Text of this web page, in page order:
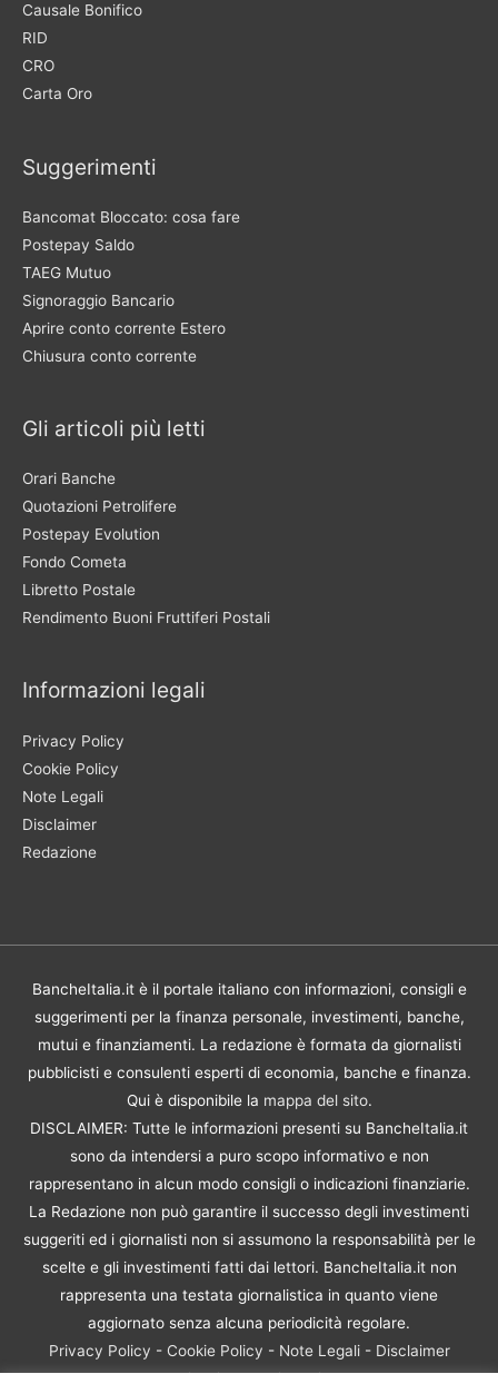
Causale Bonifico
RID
CRO
Carta Oro
Suggerimenti
Bancomat Bloccato: cosa fare
Postepay Saldo
TAEG Mutuo
Signoraggio Bancario
Aprire conto corrente Estero
Chiusura conto corrente
Gli articoli più letti
Orari Banche
Quotazioni Petrolifere
Postepay Evolution
Fondo Cometa
Libretto Postale
Rendimento Buoni Fruttiferi Postali
Informazioni legali
Privacy Policy
Cookie Policy
Note Legali
Disclaimer
Redazione
BancheItalia.it è il portale italiano con informazioni, consigli e
suggerimenti per la finanza personale, investimenti, banche,
mutui e finanziamenti. La redazione è formata da giornalisti
pubblicisti e consulenti esperti di economia, banche e finanza.
Qui è disponibile la mappa del sito.
DISCLAIMER: Tutte le informazioni presenti su BancheItalia.it
sono da intendersi a puro scopo informativo e non
rappresentano in alcun modo consigli o indicazioni finanziarie.
La Redazione non può garantire il successo degli investimenti
suggeriti ed i giornalisti non si assumono la responsabilità per le
scelte e gli investimenti fatti dai lettori. BancheItalia.it non
rappresenta una testata giornalistica in quanto viene
aggiornato senza alcuna periodicità regolare.
Privacy Policy - Cookie Policy - Note Legali- Disclaimer
Rischio Investimenti